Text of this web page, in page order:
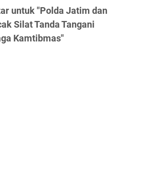
untuk "Polda Jatim dan
Silat Tanda Tangani
Kamtibmas"